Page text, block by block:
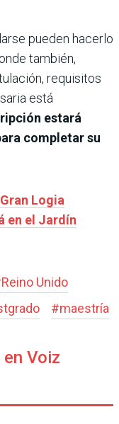
pueden hacerlo
también,
requisitos
está
estará
completar su
Logia
en el Jardín
Reino Unido
#maestría
Voiz